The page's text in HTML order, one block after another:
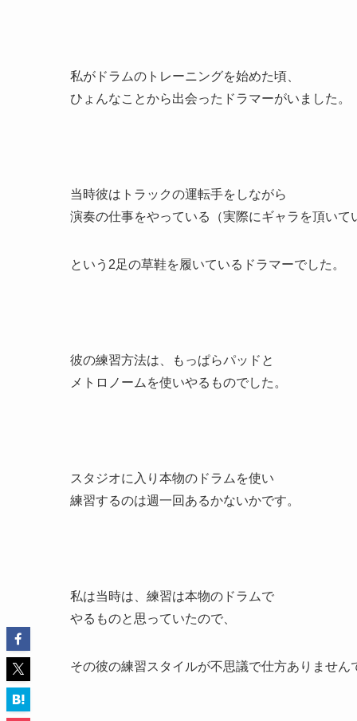
私がドラムのトレーニングを始めた頃、
ひょんなことから出会ったドラマーがいました。
当時彼はトラックの運転手をしながら
演奏の仕事をやっている（実際にギャラを頂いて
という2足の草鞋を履いているドラマーでした。
彼の練習方法は、もっぱらパッドと
メトロノームを使いやるものでした。
スタジオに入り本物のドラムを使い
練習するのは週一回あるかないかです。
私は当時は、練習は本物のドラムで
やるものと思っていたので、
その彼の練習スタイルが不思議で仕方ありません